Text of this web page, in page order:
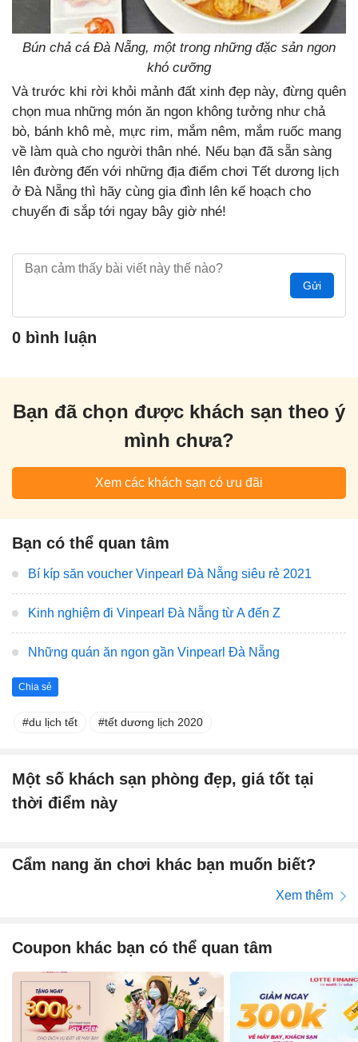
Bún chả cá Đà Nẵng, một trong những đặc sản ngon
khó cưỡng
Và trước khi rời khỏi mảnh đất xinh đẹp này, đừng quên
chọn mua những món ăn ngon không tưởng như chả
bò, bánh khô mè, mực rim, mắm nêm, mắm ruốc mang
về làm quà cho người thân nhé. Nếu bạn đã sẵn sàng
lên đường đến với những địa điểm chơi Tết dương lịch
ở Đà Nẵng thì hãy cùng gia đình lên kế hoạch cho
chuyến đi sắp tới ngay bây giờ nhé!
Gửi
0 bình luận
Bạn đã chọn được khách sạn theo ý
mình chưa?
Xem các khách sạn có ưu đãi
Bạn có thể quan tâm
Bí kíp săn voucher Vinpearl Đà Nẵng siêu rẻ 2021
Kinh nghiệm đi Vinpearl Đà Nẵng từ A đến Z
Những quán ăn ngon gần Vinpearl Đà Nẵng
Chia sẻ
du lịch tết tết dương lịch 2020
Một số khách sạn phòng đẹp, giá tốt tại
thời điểm này
Cẩm nang ăn chơi khác bạn muốn biết?
Xem thêm
Coupon khác bạn có thể quan tâm